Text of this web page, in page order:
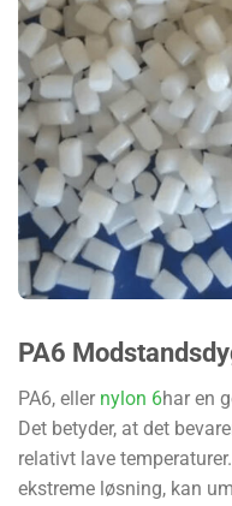
PA6
PA6, eller nylon 6har en
Det betyder, at det
relativt lave
ekstreme løsning, kan